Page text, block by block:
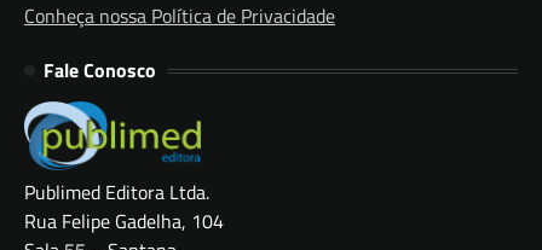
Conheça nossa Política de Privacidade
Fale Conosco
Publimed Editora Ltda.
Rua Felipe Gadelha, 104